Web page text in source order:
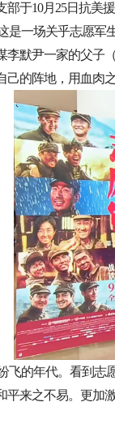
于10月25日抗
一场关乎志愿军
默尹一家的父
的阵地，用血肉
飞的年代。看到
来之不易。更